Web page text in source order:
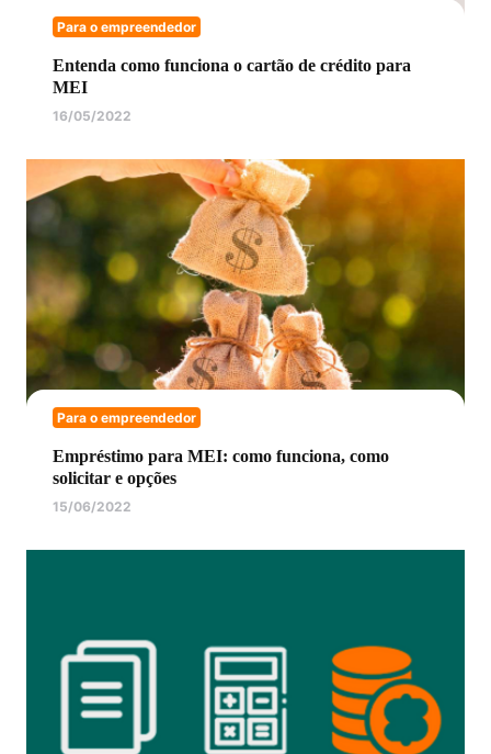
Para o empreendedor
Entenda como funciona o cartão de crédito para
MEI
16/05/2022
Para o empreendedor
Empréstimo para MEI: como funciona, como
solicitar e opções
15/06/2022